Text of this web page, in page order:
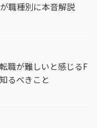
職種別に本音解説
職が難しいと感じるF
るべきこと